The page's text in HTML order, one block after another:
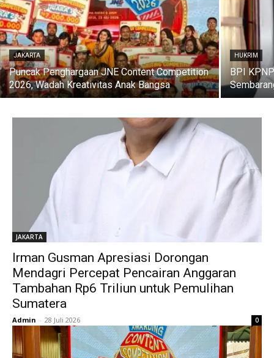
JAKARTA
Puncak Penghargaan JNE Content Competition
2026, Wadah Kreativitas Anak Bangsa
HUKRIM
BPI
JAKARTA
Irman Gusman Apresiasi Dorongan
Mendagri Percepat Pencairan Anggaran
Tambahan Rp6 Triliun untuk Pemulihan
Sumatera
Admin - 28 Juli 2026 0